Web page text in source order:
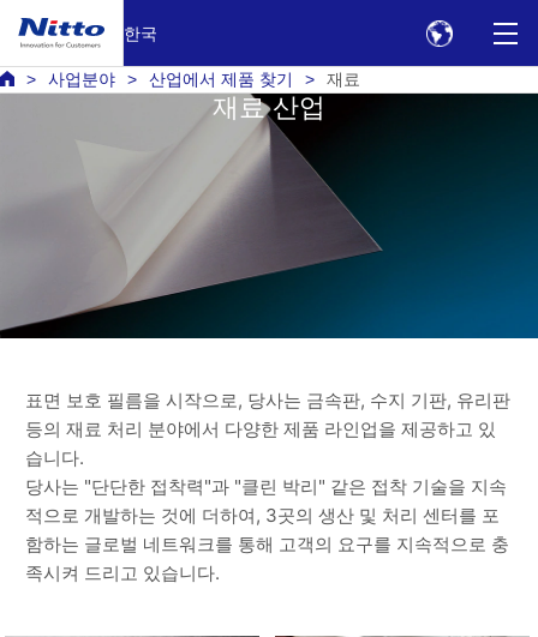
한국
사업분야 산업에서 제품 찾기 재료
재료 산업
표면 보호 필름을 시작으로, 당사는 금속판, 수지 기판, 유리판
등의 재료 처리 분야에서 다양한 제품 라인업을 제공하고 있
습니다.
당사는 "단단한 접착력"과 "클린 박리" 같은 접착 기술을 지속
적으로 개발하는 것에 더하여, 3곳의 생산 및 처리 센터를 포
함하는 글로벌 네트워크를 통해 고객의 요구를 지속적으로 충
족시켜 드리고 있습니다.